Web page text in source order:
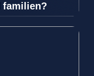
familien?